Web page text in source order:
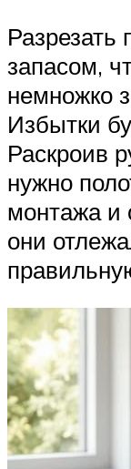
Разрезать
запасом,
немножко
Избытки
Раскроив
нужно
монтажа и
они